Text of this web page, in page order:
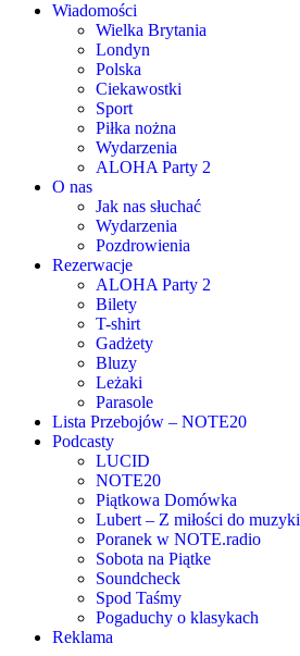
Wiadomości
Wielka Brytania
Londyn
Polska
Ciekawostki
Sport
Piłka nożna
Wydarzenia
ALOHA Party 2
O nas
Jak nas słuchać
Wydarzenia
Pozdrowienia
Rezerwacje
ALOHA Party 2
Bilety
T-shirt
Gadżety
Bluzy
Leżaki
Parasole
Lista Przebojów – NOTE20
Podcasty
LUCID
NOTE20
Piątkowa Domówka
Lubert – Z miłości do muzyki
Poranek w NOTE.radio
Sobota na Piątke
Soundcheck
Spod Taśmy
Pogaduchy o klasykach
Reklama